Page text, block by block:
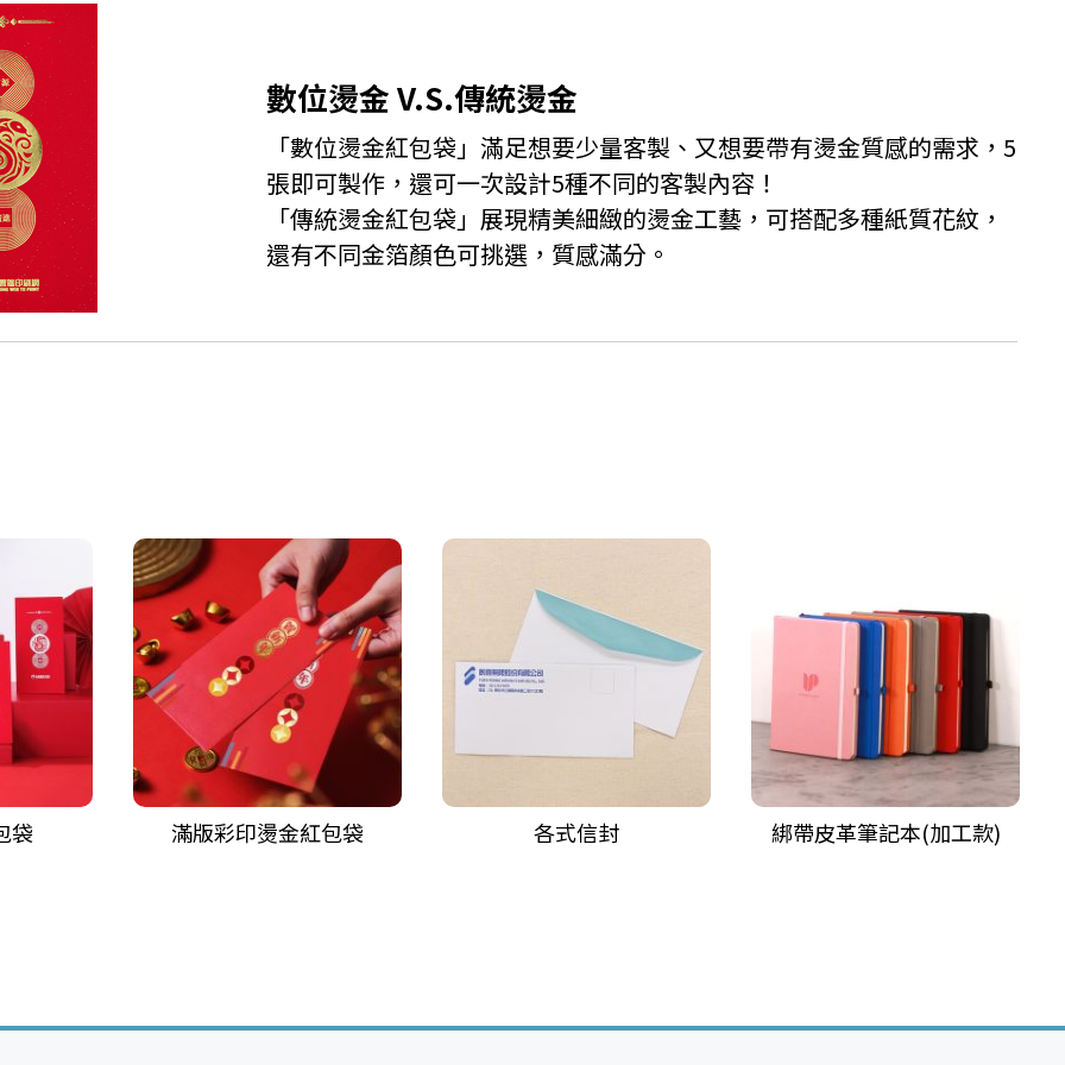
數位燙金 V.S.傳統燙金
「數位燙金紅包袋」滿足想要少量客製、又想要帶有燙金質感的需求，5
張即可製作，還可一次設計5種不同的客製內容！
「傳統燙金紅包袋」展現精美細緻的燙金工藝，可搭配多種紙質花紋，
還有不同金箔顏色可挑選，質感滿分。
袋 滿版彩印燙金紅包袋 各式信封 綁帶皮革筆記本(加工款)